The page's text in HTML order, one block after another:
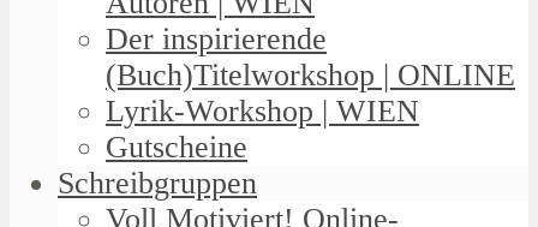
Der inspirierende
(Buch)Titelworkshop | ONLINE
Lyrik-Workshop | WIEN
Gutscheine
Schreibgruppen
Voll Motiviert! Online-